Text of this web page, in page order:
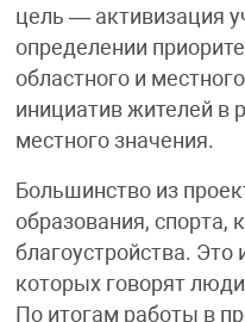
цель — активизация
определении
областного и
инициатив жителей в
местного значения.
Большинство из
образования, спорта,
благоустройства. Это
которых говорят
По итогам работы в